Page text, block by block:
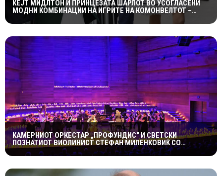
КЕЈТ МИДЛТОН И ПРИНЦЕЗАТА ШАРЛОТ ВО УСОГЛАСЕНИ
МОДНИ КОМБИНАЦИИ НА ИГРИТЕ НА КОМОНВЕЛТОТ –
КРАЛСКОТО СЕМЕЈСТВО ГО ПРИВЛЕЧЕ ЦЕЛОТО ВНИМАНИЕ
КАМЕРНИОТ ОРКЕСТАР „ПРОФУНДИС“ И СВЕТСКИ
ПОЗНАТИОТ ВИОЛИНИСТ СТЕФАН МИЛЕНКОВИЌ СО
СПЕКТАКУЛАРЕН „CANDLELIGHT“ КОНЦЕРТ НА „ОХРИДСКО
ЛЕТО“